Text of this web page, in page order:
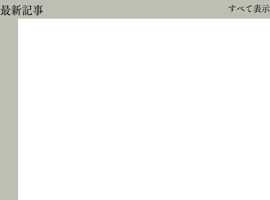
最新記事 すべて表示